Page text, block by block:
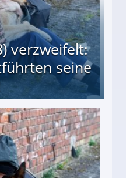
verzweifelt:
seine